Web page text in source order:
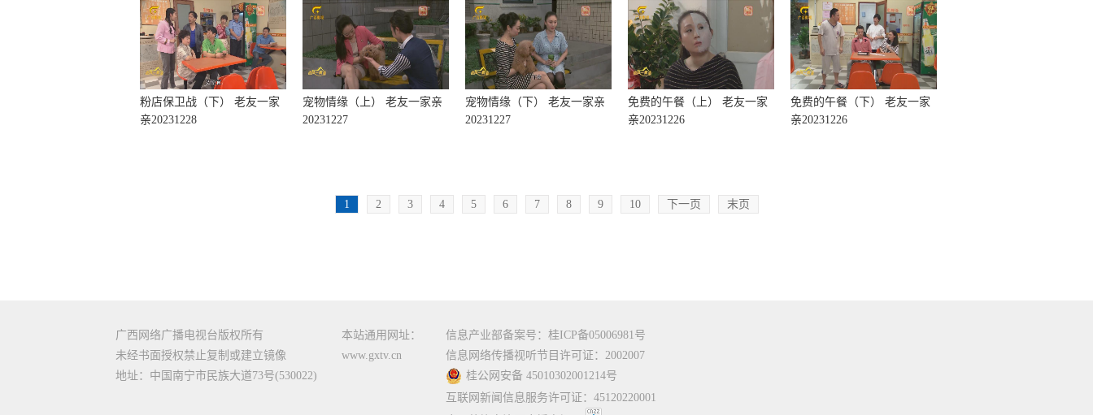
粉店保卫战（下） 老友一家
亲20231228
宠物情缘（上） 老友一家亲
20231227
宠物情缘（下） 老友一家亲
20231227
免费的午餐（上） 老友一家
亲20231226
免费的午餐（下） 老友一家
亲20231226
1 2 3 4 5 6 7 8 9 10 下一页 末页
广西网络广播电视台版权所有
未经书面授权禁止复制或建立镜像
地址：中国南宁市民族大道73号(530022)
本站通用网址：
www.gxtv.cn
信息产业部备案号：桂ICP备05006981号
信息网络传播视听节目许可证：2002007
桂公网安备 45010302001214号
互联网新闻信息服务许可证：45120220001